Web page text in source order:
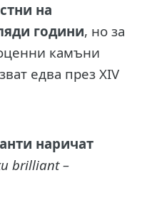
на
години, но за
камъни
едва през XIV
наричат
brilliant –